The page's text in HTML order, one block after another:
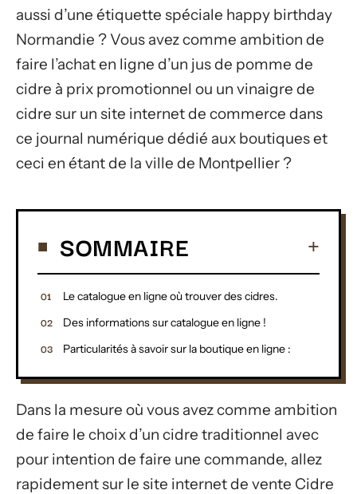
aussi d’une étiquette spéciale happy birthday
Normandie ? Vous avez comme ambition de
faire l’achat en ligne d’un jus de pomme de
cidre à prix promotionnel ou un vinaigre de
cidre sur un site internet de commerce dans
ce journal numérique dédié aux boutiques et
ceci en étant de la ville de Montpellier ?
SOMMAIRE
Le catalogue en ligne où trouver des cidres.
Des informations sur catalogue en ligne !
Particularités à savoir sur la boutique en ligne :
Dans la mesure où vous avez comme ambition
de faire le choix d’un cidre traditionnel avec
pour intention de faire une commande, allez
rapidement sur le site internet de vente Cidre